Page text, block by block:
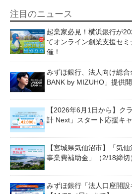
注目のニュース
起業家必見！横浜銀行が
てオンライン創業支援セ
催！
みずほ銀行、法人向け総
BANK by MIZUHO」提供開
【2026年6月1日から】ク
計 Next」スタート応援キ
【宮城県気仙沼市】「気
事業費補助金」（2/18締切
みずほ銀行「法人口座開設